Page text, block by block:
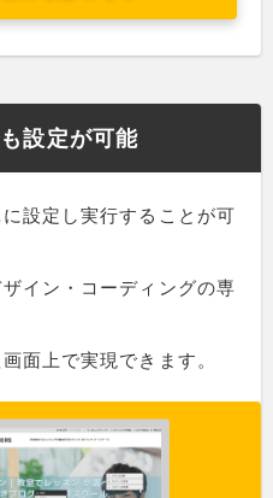
設定が可能
設定し実行することが可
イン・コーディングの専
面上で実現できます。